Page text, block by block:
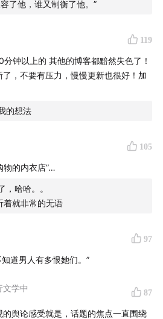
何进入国际情报圈
造美国最大庞氏骗局之一
韦克斯纳等男性富豪的关系
麦克斯韦
何曝光、如何审理的
（2006—2008）
被起诉：两位检察官的关键决定
了他，谁又制衡了他。”
119
，不要有压力，慢慢更新也很好！加
的想法
105
物的内衣店”…
，哈哈。。
着就非常的无语
97
道男人有多恨她们。”
文学中 87
的舆论感受就是，话题的焦点一直围绕